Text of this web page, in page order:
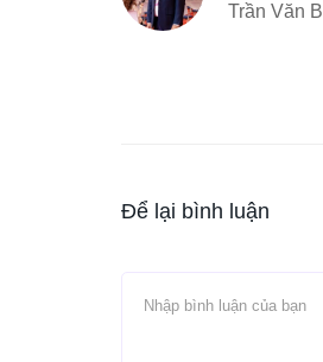
Trần Văn B
Để lại bình luận